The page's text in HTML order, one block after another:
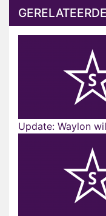
Update: Waylon